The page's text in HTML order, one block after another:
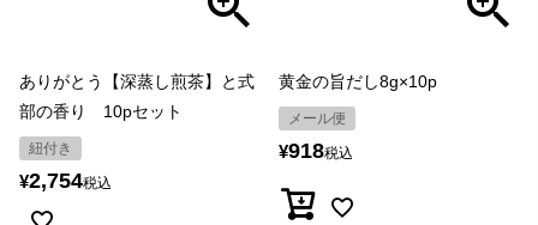
ありがとう【深蒸し煎茶】と式
部の香り 10pセット
紐付き
¥2,754税込
黄金の旨だし8g×10p
メール便
¥918税込